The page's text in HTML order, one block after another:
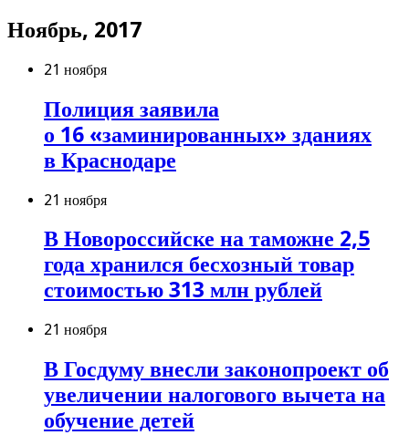
Ноябрь, 2017
21 ноября
Полиция заявила
о 16 «заминированных» зданиях
в Краснодаре
21 ноября
В Новороссийске на таможне 2,5
года хранился бесхозный товар
стоимостью 313 млн рублей
21 ноября
В Госдуму внесли законопроект об
увеличении налогового вычета на
обучение детей